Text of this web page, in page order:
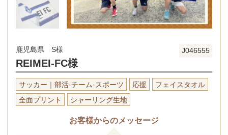
J046555
鹿児島県 S様
REIMEI-FC様
サッカー｜部活·チーム·スポーツ 応援
フェイスタオル
全面プリント
シャーリング生地
お客様からのメッセージ